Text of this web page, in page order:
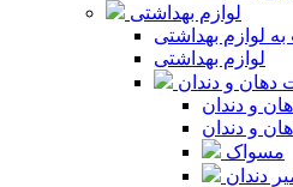
لوازم بهداشتی
لوازم بهداشتی
لوازم بهداشتی
دهان و دندان
و دندان
و دندان
مسواک
دندان